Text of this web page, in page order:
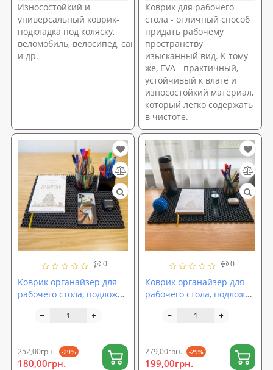
Износостойкий и
универсальный коврик-
подкладка под коляску,
веломобиль, велосипед, санки
и др.
Коврик для рабочего
стола - отличный способ
придать рабочему
пространству
изысканный вид. К тому
же, EVA - практичный,
устойчивый к влаге и
износостойкий материал,
который легко содержать
в чистоте.
0
Коврик органайзер для
рабочего стола, подложка
OSPORT (R-00058)
252,00грн. -29%
180,00грн.
0
Коврик органайзер для
рабочего стола, подложка
OSPORT (R-00026)
279,00грн. -29%
199,00грн.